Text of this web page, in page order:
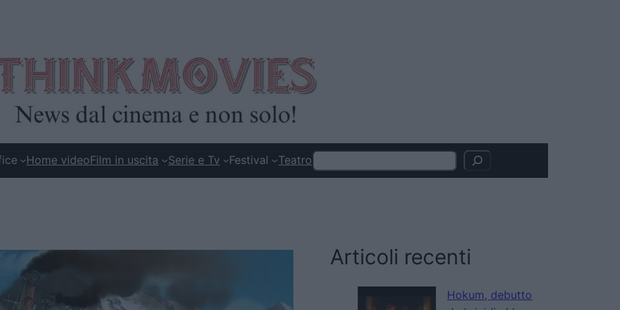
Home videoFilm in uscita Serie e Tv Festival TeatroSearch
Articoli recenti
Hokum, debutto